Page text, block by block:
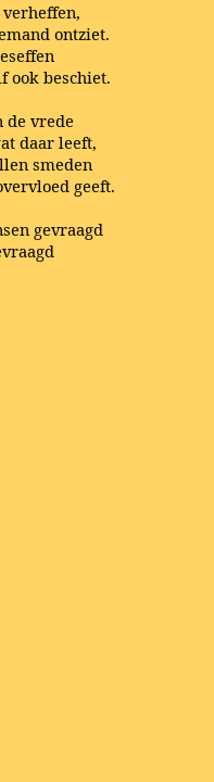
ontziet.
ook beschiet.
de vrede
daar leeft,
smeden
geeft.
gevraagd